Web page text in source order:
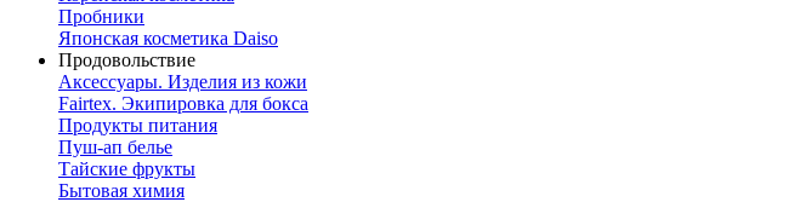
Пробники
Японская косметика Daiso
Продовольствие
Аксессуары. Изделия из кожи
Fairtex. Экипировка для бокса
Продукты питания
Пуш-ап белье
Тайские фрукты
Бытовая химия